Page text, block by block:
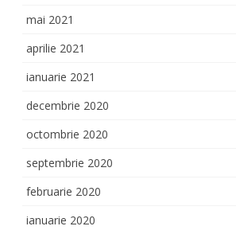
mai 2021
aprilie 2021
ianuarie 2021
decembrie 2020
octombrie 2020
septembrie 2020
februarie 2020
ianuarie 2020